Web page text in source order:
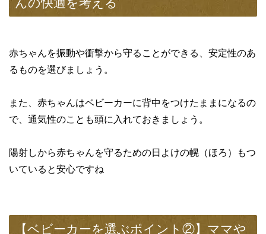
んの快適を考える
赤ちゃんを振動や衝撃から守ることができる、安定性のあ
るものを選びましょう。
また、赤ちゃんはベビーカーに背中をつけたままになるの
で、通気性のことも頭に入れておきましょう。
陽射しから赤ちゃんを守るための日よけの幌（ほろ）もつ
いていると安心ですね
【ベビーカーを選ぶポイント②】ママや